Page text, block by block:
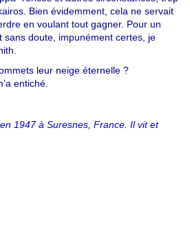
Bien évidemment, cela ne servait
en voulant tout gagner. Pour un
sans doute, impunément certes, je
leur neige éternelle ?
entiché.
1947 à Suresnes, France. Il vit et